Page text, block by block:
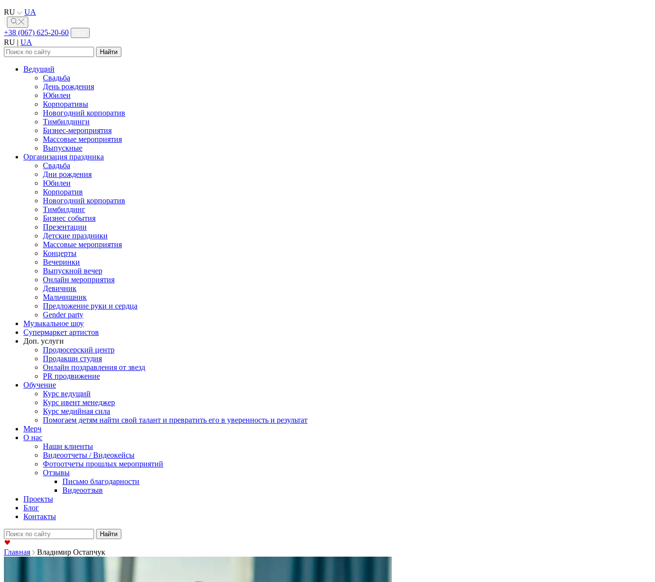
RU
UA
+38 (067) 625-20-60
RU | UA
Найти:
Ведущий
Свадьба
День рождения
Юбилеи
Корпоративы
Новогодний корпоратив
Тимбилдинги
Бизнес-мероприятия
Массовые мероприятия
Выпускные
Организация праздника
Свадьба
Дни рождения
Юбилеи
Корпоратив
Новогодний корпоратив
Тимбилдинг
Бизнес события
Презентации
Детские праздники
Массовые мероприятия
Концерты
Вечеринки
Выпускной вечер
Онлайн мероприятия
Девичник
Мальчишник
Предложение руки и сердца
Gender party
Музыкальное шоу
Супермаркет артистов
Доп. услуги
Продюсерский центр
Продакшн студия
Онлайн поздравления от звезд
PR продвижение
Обучение
Курс ведущий
Курс ивент менеджер
Курс медийная сила
Помогаем детям найти свой талант и превратить его в уверенность и результат
Мерч
О нас
Наши клиенты
Видеоотчеты / Видеокейсы
Фотоотчеты прошлых мероприятий
Отзывы
Письмо благодарности
Видеоотзыв
Проекты
Блог
Контакты
Найти:
Главная Владимир Остапчук